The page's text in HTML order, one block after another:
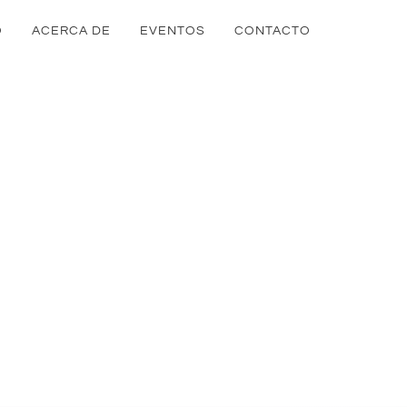
ACERCA DE EVENTOS CONTACTO